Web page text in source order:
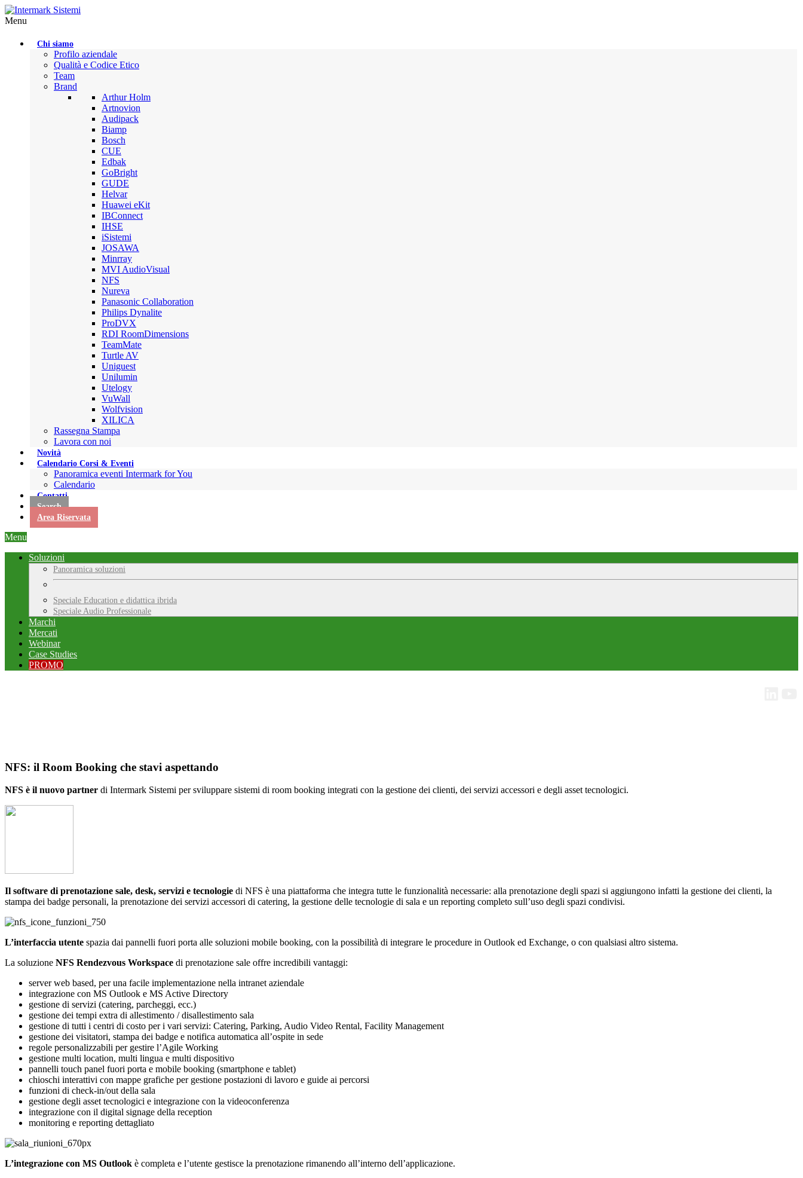
Menu
Chi siamo
Profilo aziendale
Qualità e Codice Etico
Team
Brand
Arthur Holm
Artnovion
Audipack
Biamp
Bosch
CUE
Edbak
GoBright
GUDE
Helvar
Huawei eKit
IBConnect
IHSE
iSistemi
JOSAWA
Minrray
MVI AudioVisual
NFS
Nureva
Panasonic Collaboration
Philips Dynalite
ProDVX
RDI RoomDimensions
TeamMate
Turtle AV
Uniguest
Unilumin
Utelogy
VuWall
Wolfvision
XILICA
Rassegna Stampa
Lavora con noi
Novità
Calendario Corsi & Eventi
Panoramica eventi Intermark for You
Calendario
Contatti
Search
Area Riservata
Menu
Soluzioni
Panoramica soluzioni
Speciale Education e didattica ibrida
Speciale Audio Professionale
Marchi
Mercati
Webinar
Case Studies
PROMO
NFS: il Room Booking che stavi aspettando
NFS è il nuovo partner di Intermark Sistemi per sviluppare sistemi di room booking integrati con la gestione dei clienti, dei servizi accessori e degli asset tecnologici.
Il software di prenotazione sale, desk, servizi e tecnologie di NFS è una piattaforma che integra tutte le funzionalità necessarie: alla prenotazione degli spazi si aggiungono infatti la gestione dei clienti, la
stampa dei badge personali, la prenotazione dei servizi accessori di catering, la gestione delle tecnologie di sala e un reporting completo sull’uso degli spazi condivisi.
L’interfaccia utente spazia dai pannelli fuori porta alle soluzioni mobile booking, con la possibilità di integrare le procedure in Outlook ed Exchange, o con qualsiasi altro sistema.
La soluzione NFS Rendezvous Workspace di prenotazione sale offre incredibili vantaggi:
server web based, per una facile implementazione nella intranet aziendale
integrazione con MS Outlook e MS Active Directory
gestione di servizi (catering, parcheggi, ecc.)
gestione dei tempi extra di allestimento / disallestimento sala
gestione di tutti i centri di costo per i vari servizi: Catering, Parking, Audio Video Rental, Facility Management
gestione dei visitatori, stampa dei badge e notifica automatica all’ospite in sede
regole personalizzabili per gestire l’Agile Working
gestione multi location, multi lingua e multi dispositivo
pannelli touch panel fuori porta e mobile booking (smartphone e tablet)
chioschi interattivi con mappe grafiche per gestione postazioni di lavoro e guide ai percorsi
funzioni di check-in/out della sala
gestione degli asset tecnologici e integrazione con la videoconferenza
integrazione con il digital signage della reception
monitoring e reporting dettagliato
L’integrazione con MS Outlook è completa e l’utente gestisce la prenotazione rimanendo all’interno dell’applicazione.